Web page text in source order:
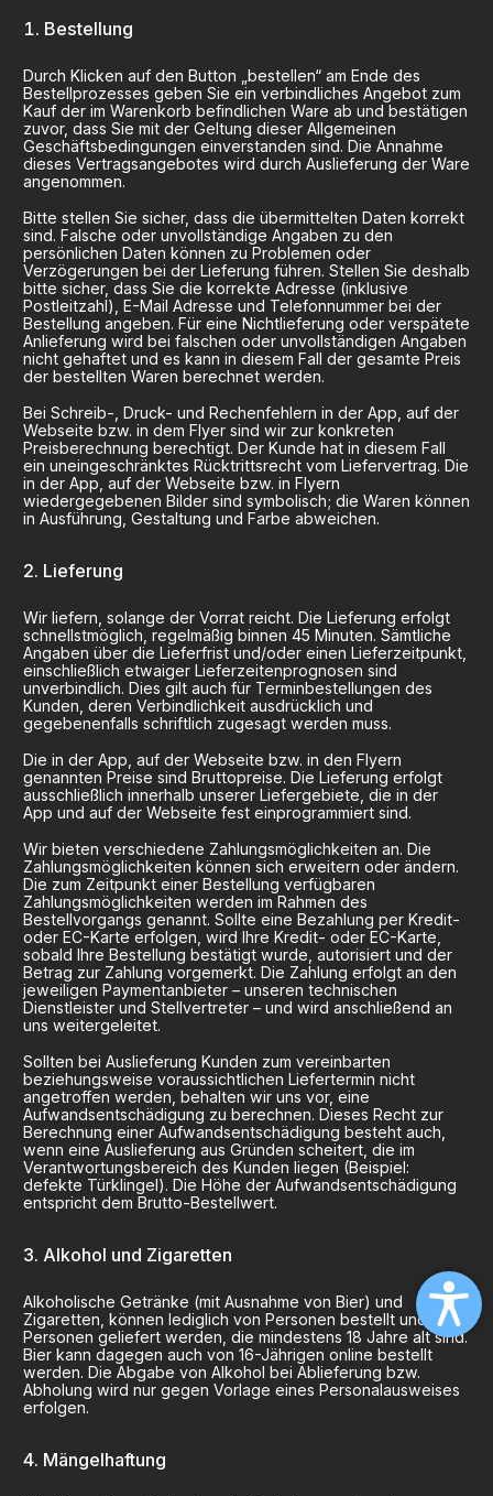
Bestellung
Durch Klicken auf den Button „bestellen“ am Ende des
Bestellprozesses geben Sie ein verbindliches Angebot zum
Kauf der im Warenkorb befindlichen Ware ab und bestätigen
zuvor, dass Sie mit der Geltung dieser Allgemeinen
Geschäftsbedingungen einverstanden sind. Die Annahme
dieses Vertragsangebotes wird durch Auslieferung der Ware
angenommen.
Bitte stellen Sie sicher, dass die übermittelten Daten korrekt
sind. Falsche oder unvollständige Angaben zu den
persönlichen Daten können zu Problemen oder
Verzögerungen bei der Lieferung führen. Stellen Sie deshalb
bitte sicher, dass Sie die korrekte Adresse (inklusive
Postleitzahl), E-Mail Adresse und Telefonnummer bei der
Bestellung angeben. Für eine Nichtlieferung oder verspätete
Anlieferung wird bei falschen oder unvollständigen Angaben
nicht gehaftet und es kann in diesem Fall der gesamte Preis
der bestellten Waren berechnet werden.
Bei Schreib-, Druck- und Rechenfehlern in der App, auf der
Webseite bzw. in dem Flyer sind wir zur konkreten
Preisberechnung berechtigt. Der Kunde hat in diesem Fall
ein uneingeschränktes Rücktrittsrecht vom Liefervertrag. Die
in der App, auf der Webseite bzw. in Flyern
wiedergegebenen Bilder sind symbolisch; die Waren können
in Ausführung, Gestaltung und Farbe abweichen.
Lieferung
Wir liefern, solange der Vorrat reicht. Die Lieferung erfolgt
schnellstmöglich, regelmäßig binnen 45 Minuten. Sämtliche
Angaben über die Lieferfrist und/oder einen Lieferzeitpunkt,
einschließlich etwaiger Lieferzeitenprognosen sind
unverbindlich. Dies gilt auch für Terminbestellungen des
Kunden, deren Verbindlichkeit ausdrücklich und
gegebenenfalls schriftlich zugesagt werden muss.
Die in der App, auf der Webseite bzw. in den Flyern
genannten Preise sind Bruttopreise. Die Lieferung erfolgt
ausschließlich innerhalb unserer Liefergebiete, die in der
App und auf der Webseite fest einprogrammiert sind.
Wir bieten verschiedene Zahlungsmöglichkeiten an. Die
Zahlungsmöglichkeiten können sich erweitern oder ändern.
Die zum Zeitpunkt einer Bestellung verfügbaren
Zahlungsmöglichkeiten werden im Rahmen des
Bestellvorgangs genannt. Sollte eine Bezahlung per Kredit-
oder EC-Karte erfolgen, wird Ihre Kredit- oder EC-Karte,
sobald Ihre Bestellung bestätigt wurde, autorisiert und der
Betrag zur Zahlung vorgemerkt. Die Zahlung erfolgt an den
jeweiligen Paymentanbieter – unseren technischen
Dienstleister und Stellvertreter – und wird anschließend an
uns weitergeleitet.
Sollten bei Auslieferung Kunden zum vereinbarten
beziehungsweise voraussichtlichen Liefertermin nicht
angetroffen werden, behalten wir uns vor, eine
Aufwandsentschädigung zu berechnen. Dieses Recht zur
Berechnung einer Aufwandsentschädigung besteht auch,
wenn eine Auslieferung aus Gründen scheitert, die im
Verantwortungsbereich des Kunden liegen (Beispiel:
defekte Türklingel). Die Höhe der Aufwandsentschädigung
entspricht dem Brutto-Bestellwert.
Alkohol und Zigaretten
Alkoholische Getränke (mit Ausnahme von Bier) und
Zigaretten, können lediglich von Personen bestellt und an
Personen geliefert werden, die mindestens 18 Jahre alt sind.
Bier kann dagegen auch von 16-Jährigen online bestellt
werden. Die Abgabe von Alkohol bei Ablieferung bzw.
Abholung wird nur gegen Vorlage eines Personalausweises
erfolgen.
Mängelhaftung